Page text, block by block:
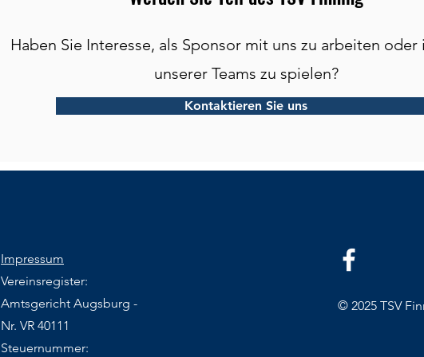
Haben Sie Interesse, als Sponsor mit uns zu arbeiten oder
unserer Teams zu spielen?
Kontaktieren Sie uns
Impressum
Vereinsregister:
Amtsgericht Augsburg -
Nr. VR 40111
Steuernummer:
© 2025 TSV